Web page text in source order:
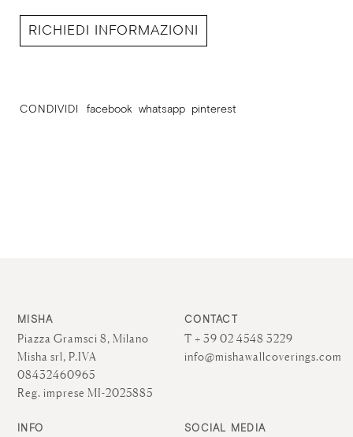
RICHIEDI INFORMAZIONI
CONDIVIDI facebook whatsapp pinterest
MISHA
Piazza Gramsci 8, Milano
Misha srl, P.IVA
08432460965
Reg. imprese MI-2025885
CONTACT
T + 39 02 4548 3229
info@mishawallcoverings.com
INFO SOCIAL MEDIA